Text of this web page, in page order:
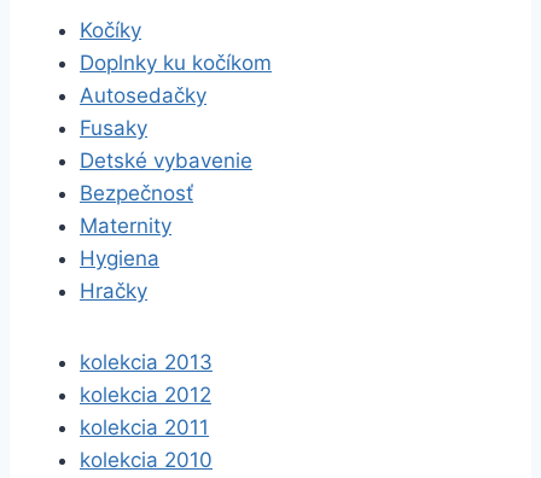
Kočíky
Doplnky ku kočíkom
Autosedačky
Fusaky
Detské vybavenie
Bezpečnosť
Maternity
Hygiena
Hračky
kolekcia 2013
kolekcia 2012
kolekcia 2011
kolekcia 2010